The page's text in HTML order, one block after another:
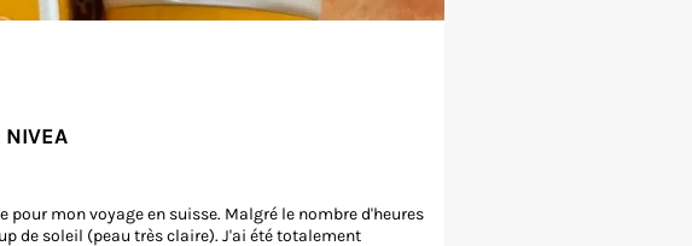
NIVEA
mon voyage en suisse. Malgré le nombre d'heures
de soleil (peau très claire). J'ai été totalement